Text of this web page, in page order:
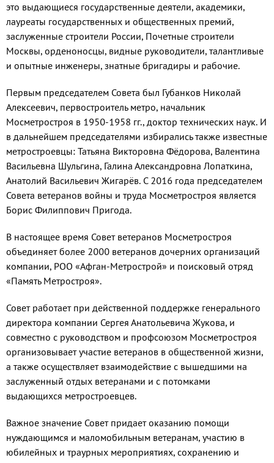
это выдающиеся государственные деятели, академики,
лауреаты государственных и общественных премий,
заслуженные строители России, Почетные строители
Москвы, орденоносцы, видные руководители, талантливые
и опытные инженеры, знатные бригадиры и рабочие.
Первым председателем Совета был Губанков Николай
Алексеевич, первостроитель метро, начальник
Мосметростроя в 1950-1958 гг., доктор технических наук. И
в дальнейшем председателями избирались также известные
метростроевцы: Татьяна Викторовна Фёдорова, Валентина
Васильевна Шульгина, Галина Александровна Лопаткина,
Анатолий Васильевич Жигарёв. С 2016 года председателем
Совета ветеранов войны и труда Мосметростроя является
Борис Филиппович Пригода.
В настоящее время Совет ветеранов Мосметростроя
объединяет более 2000 ветеранов дочерних организаций
компании, РОО «Афган-Метрострой» и поисковый отряд
«Память Метростроя».
Совет работает при действенной поддержке генерального
директора компании Сергея Анатольевича Жукова, и
совместно с руководством и профсоюзом Мосметростроя
организовывает участие ветеранов в общественной жизни,
а также осуществляет взаимодействие с вышедшими на
заслуженный отдых ветеранами и с потомками
выдающихся метростроевцев.
Важное значение Совет придает оказанию помощи
нуждающимся и маломобильным ветеранам, участию в
юбилейных и траурных мероприятиях, сохранению и